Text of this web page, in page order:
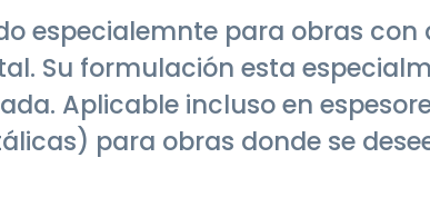
especialemnte para obras con
Su formulación esta
Aplicable incluso en
para obras donde se